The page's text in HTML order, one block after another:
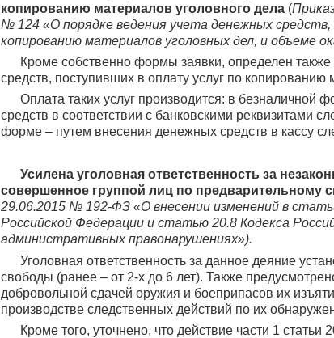
копированию материалов уголовного дела (
№ 124 «О порядке ведения учета денежных
копированию материалов уголовных дел, и объеме
Кроме собственно формы заявки, определен
средств, поступивших в оплату услуг по копированию
Оплата таких услуг производится: в безналичной
средств в соответствии с банковскими реквизитами
форме – путем внесения денежных средств в кассу
Усилена уголовная ответственность за
совершенное группой лиц по предварительному
29.06.2015 № 192-ФЗ «О внесении изменений в
Российской Федерации и статью 20.8 Кодекса
административных правонарушениях»).
Уголовная ответственность за данное деяние
свободы (ранее – от 2-х до 6 лет). Также
добровольной сдачей оружия и боеприпасов их
производстве следственных действий по их
Кроме того, уточнено, что действие части 1